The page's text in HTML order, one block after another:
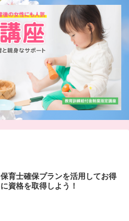
保育士確保プランを活用してお得
に資格を取得しよう！